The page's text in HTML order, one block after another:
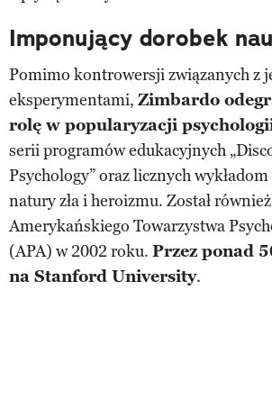
Imponujący dorobek
Pomimo kontrowersji związanych z
eksperymentami, Zimbardo
rolę w popularyzacji
serii programów edukacyjnych
Psychology” oraz licznych
natury zła i heroizmu. Został
Amerykańskiego Towarzystwa
(APA) w 2002 roku. Przez ponad
na Stanford University.